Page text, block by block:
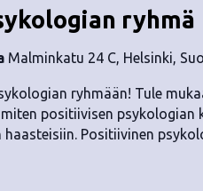
ryhmä
Malminkatu 24 C, Helsinki,
ryhmään! Tule
positiivisen psykologian
haasteisiin. Positiivinen